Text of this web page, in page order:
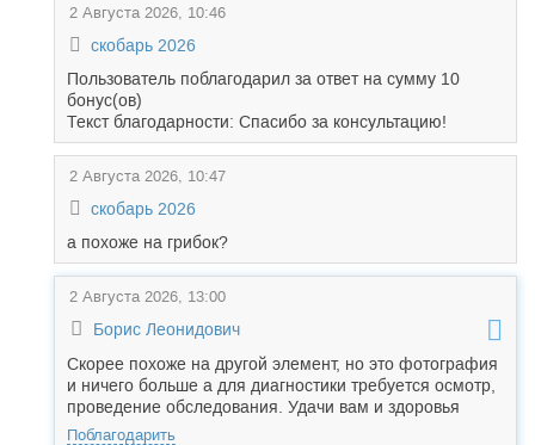
2 Августа 2026, 10:46
скобарь 2026
Пользователь поблагодарил за ответ на сумму 10
бонус(ов)
Текст благодарности: Спасибо за консультацию!
2 Августа 2026, 10:47
скобарь 2026
а похоже на грибок?
2 Августа 2026, 13:00
Борис Леонидович
Скорее похоже на другой элемент, но это фотография
и ничего больше а для диагностики требуется осмотр,
проведение обследования. Удачи вам и здоровья
Поблагодарить